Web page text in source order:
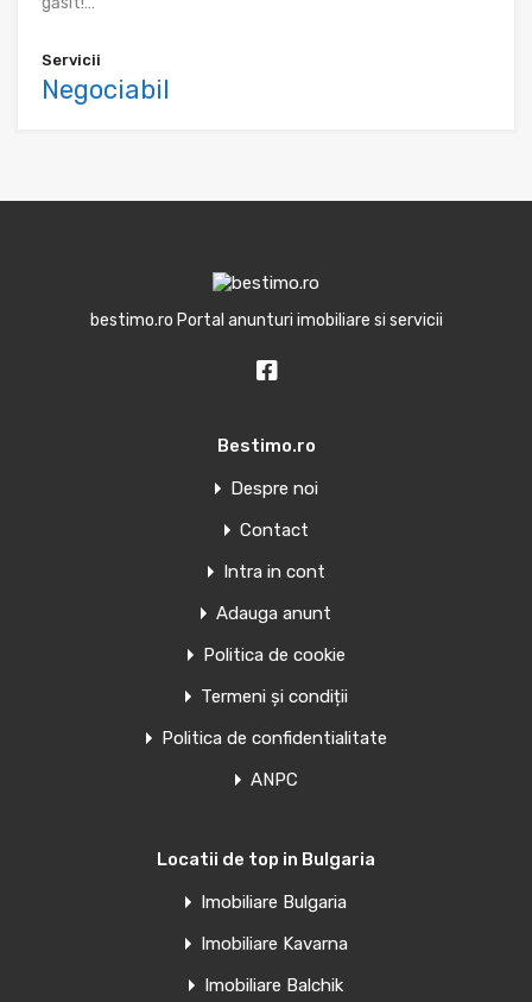
Servicii
Negociabil
bestimo.ro Portal anunturi imobiliare si servicii
Bestimo.ro
Despre noi
Contact
Intra in cont
Adauga anunt
Politica de cookie
Termeni și condiții
Politica de confidentialitate
ANPC
Locatii de top in Bulgaria
Imobiliare Bulgaria
Imobiliare Kavarna
Imobiliare Balchik